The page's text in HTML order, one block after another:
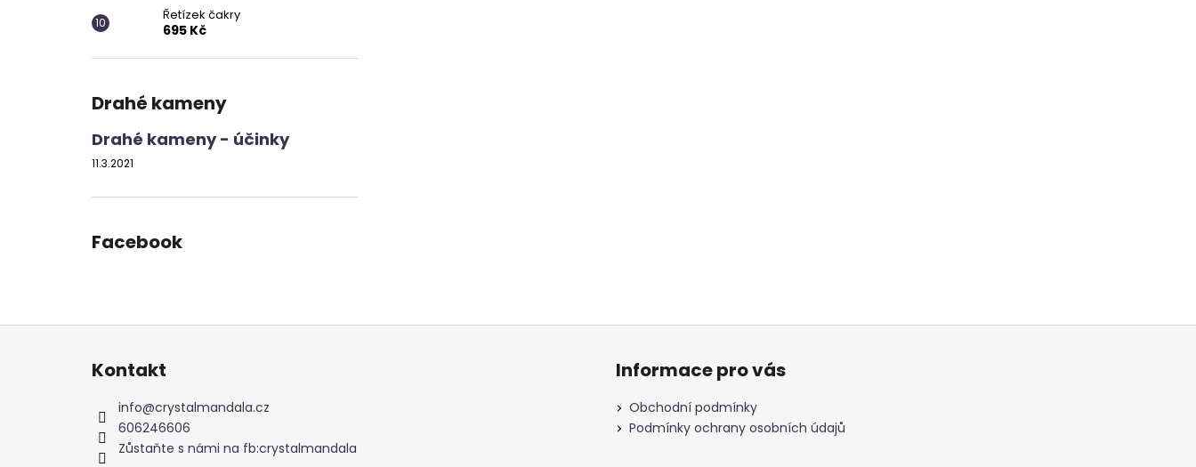
Řetízek čakry
695 Kč
Drahé kameny
Drahé kameny - účinky
11.3.2021
Facebook
Z
Kontakt
info@crystalmandala.cz
606246606
Zůstaňte s námi na fb:crystalmandala
Informace pro vás
Obchodní podmínky
Podmínky ochrany osobních údajů